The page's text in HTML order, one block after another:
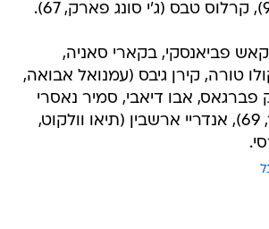
פביאנסקי, בקארי סאניה,
טורה, קירן גיבס (עמנואל אבואה,
פברגאס, אבו דיאבי, סמיר נאסרי
(ניקלאס בנדטנר, 69), אנדריי ארשבין (תיאו וולקוט,